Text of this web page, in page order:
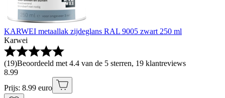
KARWEI metaallak zijdeglans RAL 9005 zwart 250 ml
Karwei
(19)Beoordeeld met 4.4 van de 5 sterren, 19 klantreviews
8.99
Prijs: 8.99 euro